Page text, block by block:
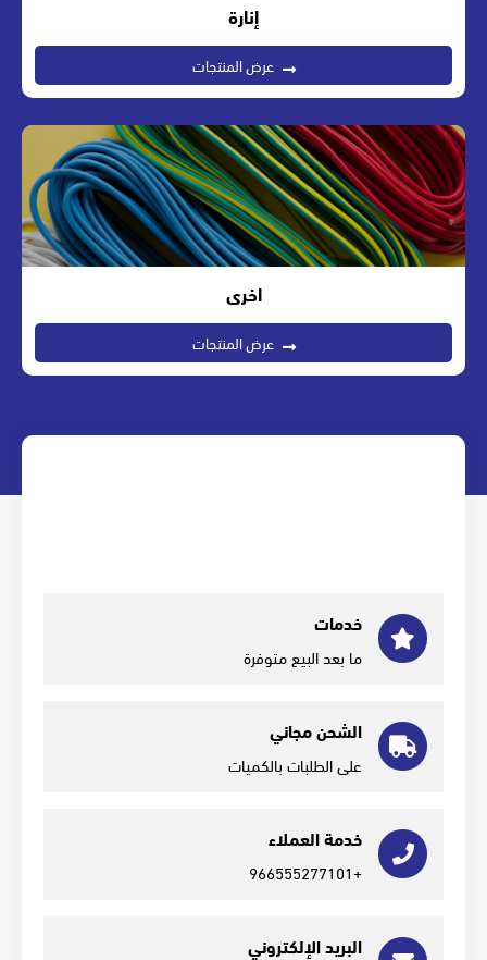
إنارة
عرض المنتجات
اخرى
عرض المنتجات
خدمات
ما بعد البيع متوفرة
الشحن مجاني
على الطلبات بالكميات
خدمة العملاء
+966555277101
البريد الإلكتروني